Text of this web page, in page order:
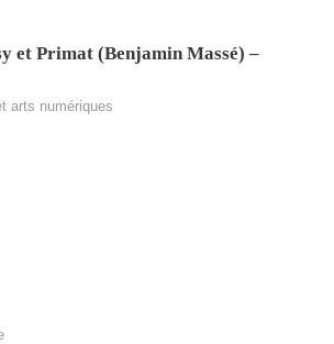
et Primat (Benjamin Massé) –
arts numériques